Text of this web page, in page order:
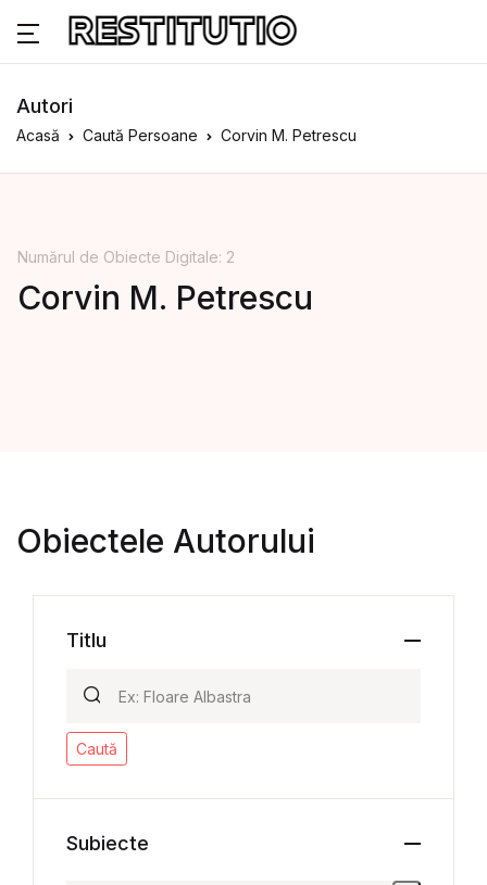
Autori
Acasă Caută Persoane Corvin M. Petrescu
Numărul de Obiecte Digitale: 2
Corvin M. Petrescu
Obiectele Autorului
Titlu
Caută
Subiecte